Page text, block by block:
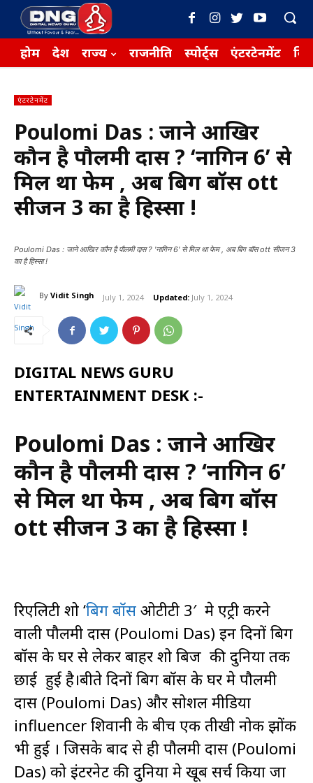
होम देश राज्य राजनीति स्पोर्ट्स एंटरटेनमेंट
एंटरटेनमेंट
Poulomi Das : जाने आखिर
कौन है पौलमी दास ? ‘नागिन 6’ से
मिल था फेम , अब बिग बॉस ott
सीजन 3 का है हिस्सा !
Poulomi Das : जाने आखिर कौन है पौलमी दास ? 'नागिन 6' से मिल था फेम , अब बिग बॉस ott सीजन 3
का है हिस्सा !
By Vidit Singh July 1, 2024 Updated: July 1, 2024
DIGITAL NEWS GURU
ENTERTAINMENT DESK :-
Poulomi Das : जाने आखिर
कौन है पौलमी दास ? ‘नागिन 6’
से मिल था फेम , अब बिग बॉस
ott सीजन 3 का है हिस्सा !
रिएलिटी शो ‘बिग बॉस ओटीटी 3′ मे एंट्री करने
वाली पौलमी दास (Poulomi Das) इन दिनों बिग
बॉस के घर से लेकर बाहर शो बिज की दुनिया तक
छाई हुई है।बीते दिनों बिग बॉस के घर मे पौलमी
दास (Poulomi Das) और सोशल मीडिया
influencer शिवानी के बीच एक तीखी नोक झोंक
भी हुई । जिसके बाद से ही पौलमी दास (Poulomi
Das) को इंटरनेट की दुनिया मे खूब सर्च किया जा